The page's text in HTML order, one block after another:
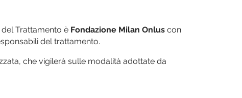
Trattamento è Fondazione Milan Onlus con
del trattamento.
che vigilerà sulle modalità adottate da